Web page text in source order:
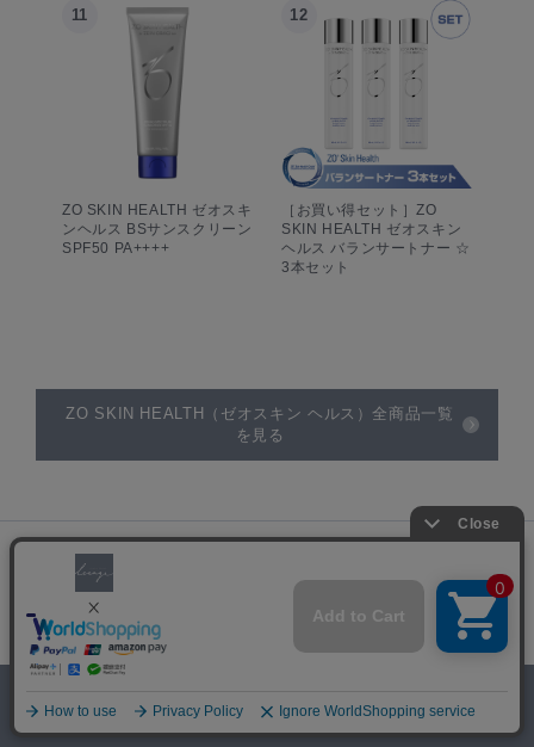
11
ZO SKIN HEALTH ゼオスキ
ンヘルス BSサンスクリーン
SPF50 PA++++
12
［お買い得セット］ZO
SKIN HEALTH ゼオスキン
ヘルス バランサートナー ☆
3本セット
ZO SKIN HEALTH（ゼオスキン ヘルス）全商品一覧
を見る
INSTAGRAM
公式インスタグラム
LesageのInstagramをフォローする